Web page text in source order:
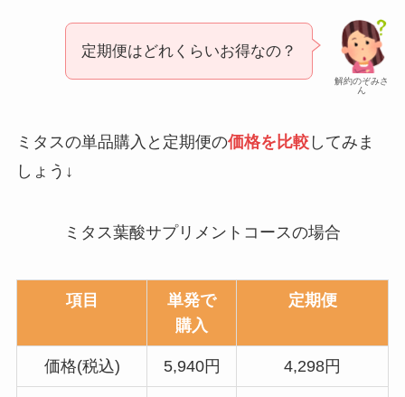
解約のぞみさ
ん
定期便はどれくらいお得なの？
ミタスの単品購入と定期便の価格を比較してみま
しょう↓
ミタス葉酸サプリメントコースの場合
項目
単発で
購入
定期便
価格(税込) 5,940円 4,298円